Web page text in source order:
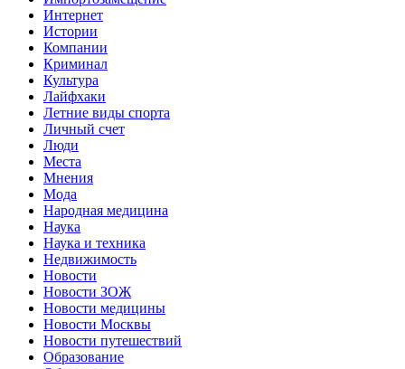
Интернет
Истории
Компании
Криминал
Культура
Лайфхаки
Летние виды спорта
Личный счет
Люди
Места
Мнения
Мода
Народная медицина
Наука
Наука и техника
Недвижимость
Новости
Новости ЗОЖ
Новости медицины
Новости Москвы
Новости путешествий
Образование